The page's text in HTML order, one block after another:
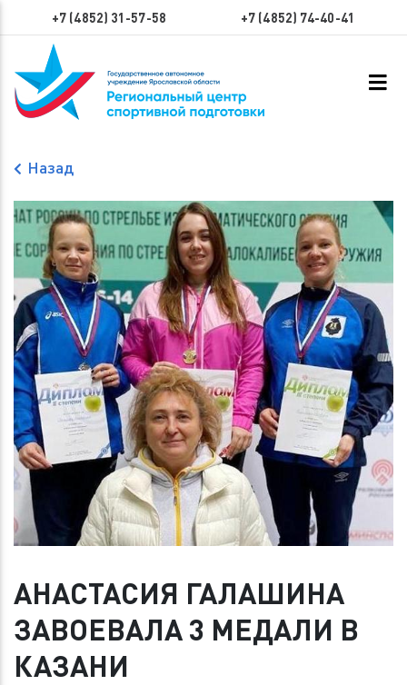
+7 (4852) 31-57-58 +7 (4852) 74-40-41
Назад
АНАСТАСИЯ ГАЛАШИНА
ЗАВОЕВАЛА 3 МЕДАЛИ В
КАЗАНИ